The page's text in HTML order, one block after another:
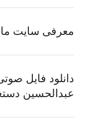
معرفی سایت
عبدالحسین